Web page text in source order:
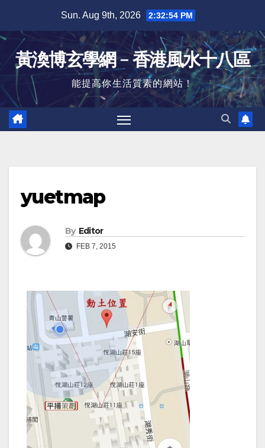
content
Sun. Aug 9th, 2026 2:32:55 PM
黃渙博玄學網﹣香港風水十八區
能提高你生活質素的網站！
yuetmap
By Editor
FEB 7, 2015